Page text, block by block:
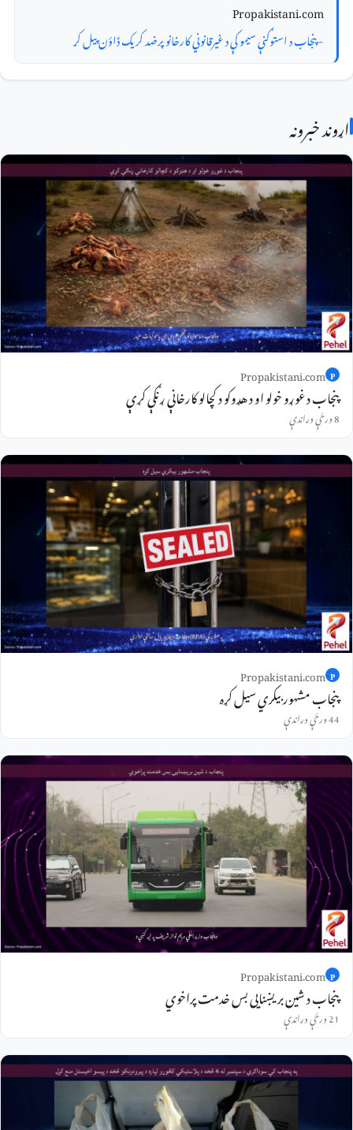
Propakistani.com
- پنجاب د استوګنې سیمو کې د غیرقانوني کارخانو پرضد کریک ڈاؤن پیل کړ
اړوند خبرونه
P
Propakistani.com
پنجاب د غوړو خولو او د هډوکو د کچالو کارخانې ړنګې کړې
8 ورځې وړاندې
P
Propakistani.com
پنجاب مشهور بیکري سیل کړه
44 ورځې وړاندې
P
Propakistani.com
پنجاب د شین بریښنایی بس خدمت پراخوي
21 ورځې وړاندې